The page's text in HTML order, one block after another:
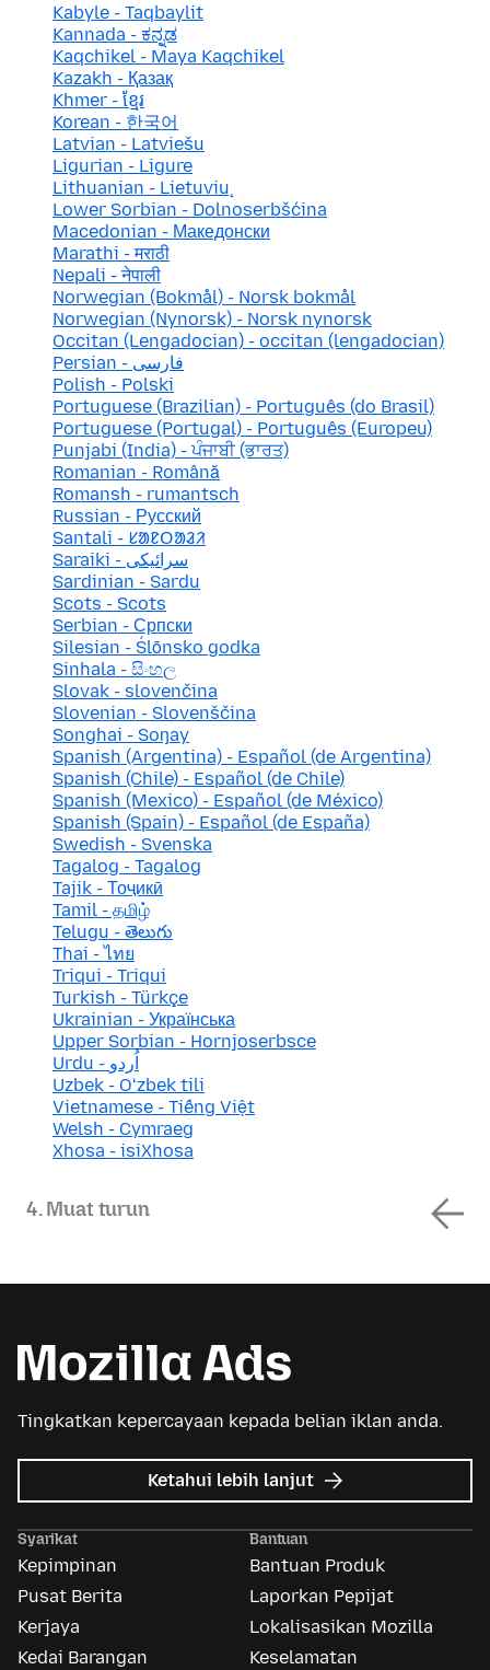
Kabyle - Taqbaylit
Kannada - ಕನ್ನಡ
Kaqchikel - Maya Kaqchikel
Kazakh - Қазақ
Khmer - ខ្មែរ
Korean - 한국어
Latvian - Latviešu
Ligurian - Ligure
Lithuanian - Lietuvių
Lower Sorbian - Dolnoserbšćina
Macedonian - Македонски
Marathi - मराठी
Nepali - नेपाली
Norwegian (Bokmål) - Norsk bokmål
Norwegian (Nynorsk) - Norsk nynorsk
Occitan (Lengadocian) - occitan (lengadocian)
Persian - فارسی
Polish - Polski
Portuguese (Brazilian) - Português (do Brasil)
Portuguese (Portugal) - Português (Europeu)
Punjabi (India) - ਪੰਜਾਬੀ (ਭਾਰਤ)
Romanian - Română
Romansh - rumantsch
Russian - Русский
Santali - ᱥᱟᱱᱛᱟᱲᱤ
Saraiki - سرائیکی
Sardinian - Sardu
Scots - Scots
Serbian - Српски
Silesian - Ślōnsko godka
Sinhala - සිංහල
Slovak - slovenčina
Slovenian - Slovenščina
Songhai - Soŋay
Spanish (Argentina) - Español (de Argentina)
Spanish (Chile) - Español (de Chile)
Spanish (Mexico) - Español (de México)
Spanish (Spain) - Español (de España)
Swedish - Svenska
Tagalog - Tagalog
Tajik - Тоҷикӣ
Tamil - தமிழ்
Telugu - తెలుగు
Thai - ไทย
Triqui - Triqui
Turkish - Türkçe
Ukrainian - Українська
Upper Sorbian - Hornjoserbsce
Urdu - اُردو
Uzbek - Oʻzbek tili
Vietnamese - Tiếng Việt
Welsh - Cymraeg
Xhosa - isiXhosa
4. Muat turun
Tingkatkan kepercayaan kepada belian iklan anda.
Ketahui lebih lanjut tentang
Iklan
Syarikat
Kepimpinan
Pusat Berita
Kerjaya
Kedai Barangan
Bantuan
Bantuan Produk
Laporkan Pepijat
Lokalisasikan Mozilla
Keselamatan